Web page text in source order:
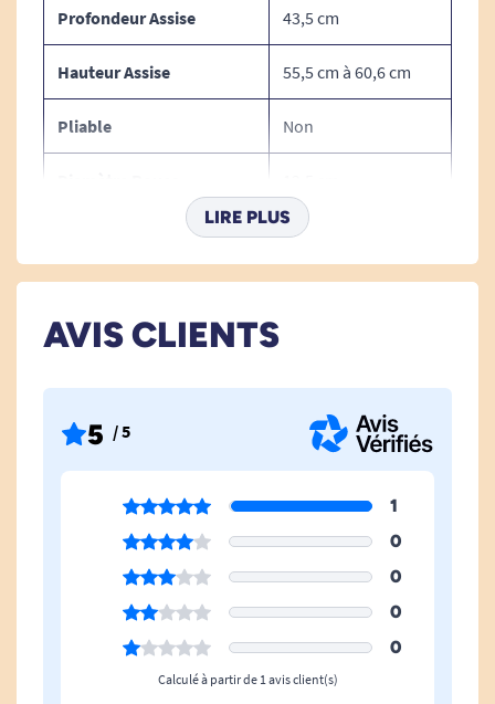
Profondeur Assise 43,5 cm
Hauteur Assise 55,5 cm à 60,6 cm
Pliable Non
Profondeur Hors Tout 101 cm
Hauteur Réglable Oui
Bariatrique
Seau
Découpe Intime Oui
LIRE PLUS
AVIS CLIENTS
5 / 5
1
0
0
0
0
Calculé à partir de 1 avis client(s)